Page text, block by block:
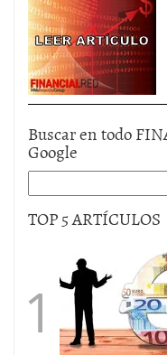
Buscar en todo
Google
TOP 5 ARTÍCULOS